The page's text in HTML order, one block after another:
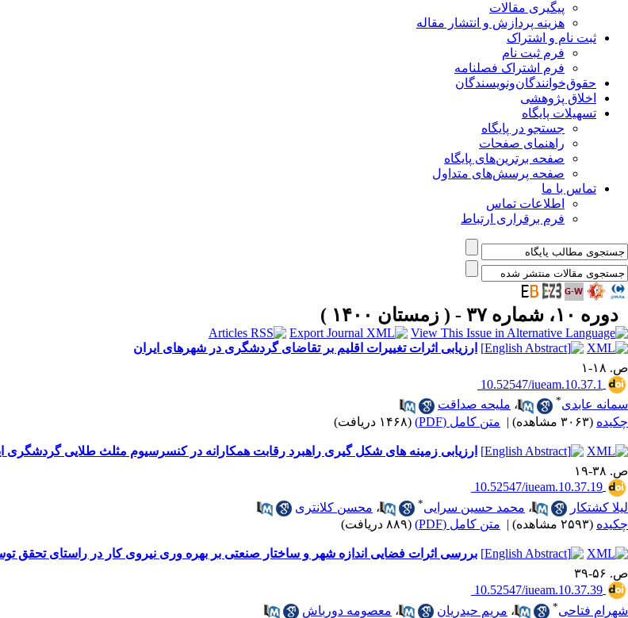
پیگیری مقالات
هزینه پردازش و انتشار مقاله
ثبت نام و اشتراک
فرم ثبت نام
فرم اشتراک فصلنامه
حقوق‌خوانندگان‌و‌نویسندگان
اخلاق پژوهشی
تسهیلات پایگاه
جستجو در پایگاه
راهنمای صفحات
صفحه برترین‌های پایگاه
صفحه پرسش‌های متداول
تماس با ما
اطلاعات تماس
فرم برقراری ارتباط
دوره ۱۰، شماره ۳۷ - ( زمستان ۱۴۰۰ )
ارزیابی اثرات تغییرات اقلیم بر تقاضای گردشگری در شهرهای ایران
ص. ۱۸-۱
‎ 10.52547/iueam.10.37.1
سمانه عابدی* ، ملیحه صداقت
چکیده (۳۰۶۳ مشاهده) | متن کامل (PDF) (۱۴۶۸ دریافت)
ارزیابی زمینه ‎های شکل ‎گیری راهبرد رقابت همکارانه در کنسرسیوم مثلث طلایی گردشگری ایران
ص. ۳۸-۱۹
‎ 10.52547/iueam.10.37.19
لیلا کشتکار
، محمد حسین سرایی* ، محسن کلانتری
چکیده (۲۵۹۳ مشاهده) | متن کامل (PDF) (۸۸۹ دریافت)
بررسی اثرات فضایی اندازه شهر و ساختار صنعتی بر بهره‎ وری نیروی کار در راستای تحقق توسعه اقتصاد شهری
ص. ۵۶-۳۹
‎ 10.52547/iueam.10.37.39
شهرام فتاحی* ، مریم حیدریان ، معصومه دورباش